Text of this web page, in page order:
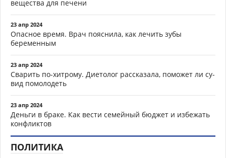
вещества для печени
23 апр 2024
Опасное время. Врач пояснила, как лечить зубы
беременным
23 апр 2024
Сварить по-хитрому. Диетолог рассказала, поможет ли су-
вид помолодеть
23 апр 2024
Деньги в браке. Как вести семейный бюджет и избежать
конфликтов
ПОЛИТИКА